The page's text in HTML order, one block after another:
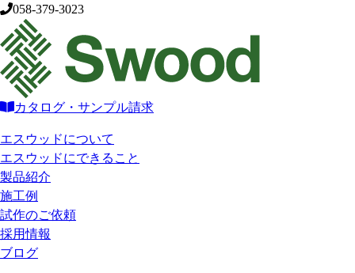
058-379-3023
カタログ・サンプル請求
エスウッドについて
エスウッドにできること
製品紹介
施工例
試作のご依頼
採用情報
ブログ